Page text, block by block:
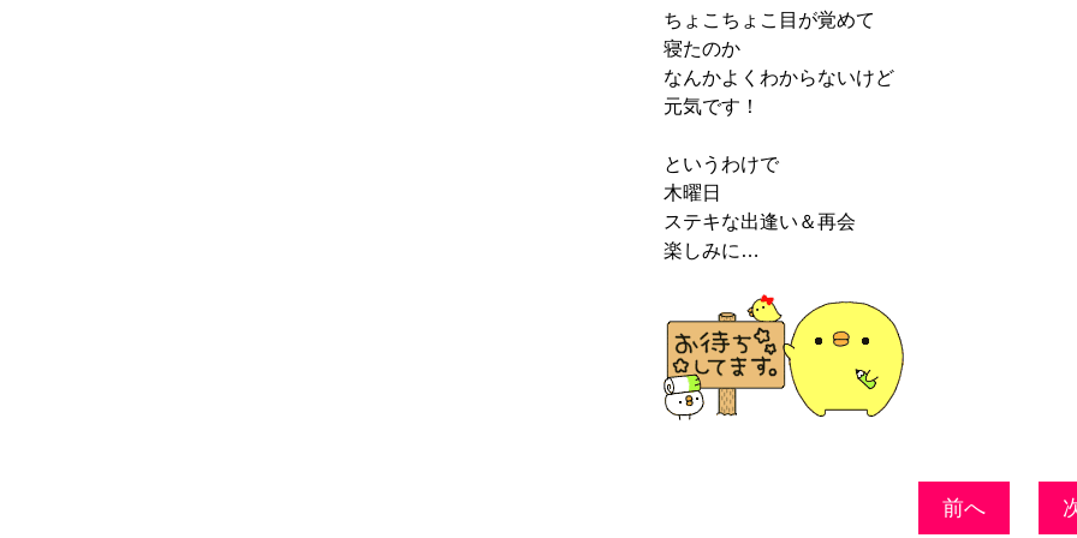
ちょこちょこ目が覚めて
寝たのか
なんかよくわからないけど
元気です！
というわけで
木曜日
ステキな出逢い＆再会
楽しみに…
前へ